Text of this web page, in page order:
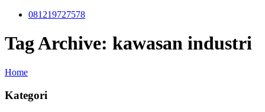
081219727578
Tag Archive: kawasan industri
Home
Kategori